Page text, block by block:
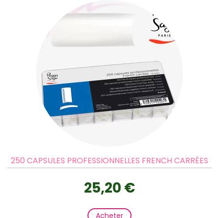
250 CAPSULES PROFESSIONNELLES FRENCH CARRÉES
25,20 €
Acheter